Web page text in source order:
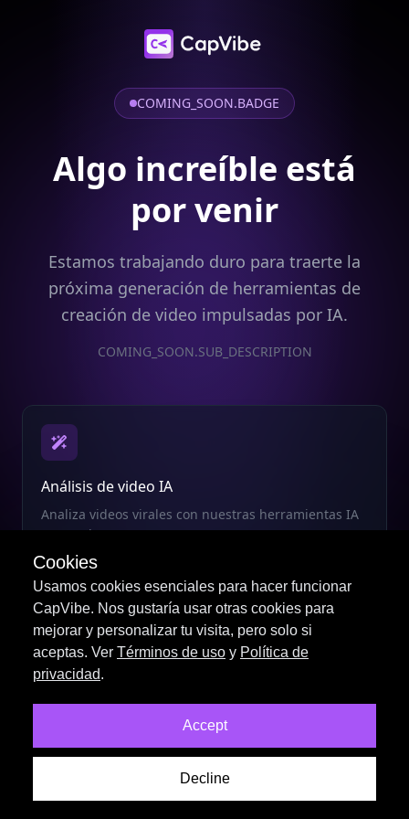
Cookies
Usamos cookies esenciales para hacer funcionar
CapVibe. Nos gustaría usar otras cookies para
mejorar y personalizar tu visita, pero solo si
aceptas. Ver Términos de uso y Política de
privacidad.
Accept
Decline
COMING_SOON.BADGE
Algo increíble está
por venir
Estamos trabajando duro para traerte la
próxima generación de herramientas de
creación de video impulsadas por IA.
COMING_SOON.SUB_DESCRIPTION
Análisis de video IA
Analiza videos virales con nuestras herramientas IA
avanzadas
Subtítulos inteligentes